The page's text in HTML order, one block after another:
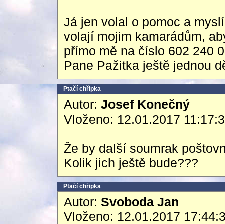
Já jen volal o pomoc a
volají mojim kamarádům,
přímo mě na číslo 602 240
Pane Pažitka ještě jednou
Ptačí chřipka
Autor: Josef Konečný
Vloženo: 12.01.2017
Že by další soumrak
Kolik jich ještě bude???
Ptačí chřipka
Autor: Svoboda Jan
Vloženo: 12.01.2017